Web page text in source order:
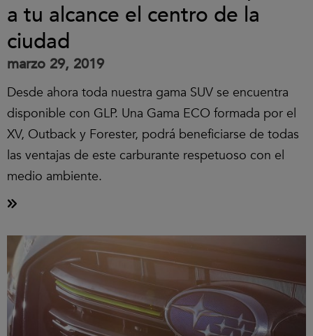
a tu alcance el centro de la
ciudad
marzo 29, 2019
Desde ahora toda nuestra gama SUV se encuentra
disponible con GLP. Una Gama ECO formada por el
XV, Outback y Forester, podrá beneficiarse de todas
las ventajas de este carburante respetuoso con el
medio ambiente.